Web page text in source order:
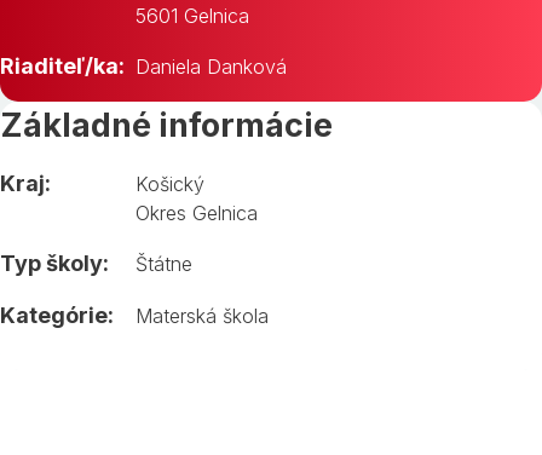
5601 Gelnica
Riaditeľ/ka: Daniela Danková
Základné informácie
Kraj:
Košický
Okres Gelnica
Typ školy: Štátne
Kategórie: Materská škola